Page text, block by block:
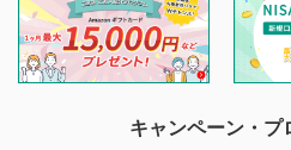
投稿ができます。利用者は以下
閲覧および投稿を行うものとし
他の利用者が動画を視聴される
待ちしております。
なお、投稿をもって、本注意事
キャンペーン・プ